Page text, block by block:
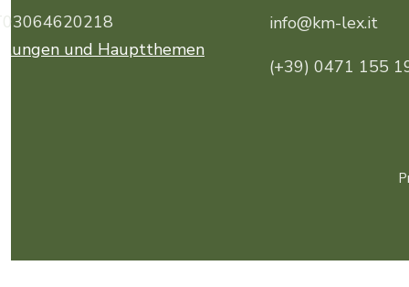
und Hauptthemen
info@km-lex.it
(+39) 0471 155